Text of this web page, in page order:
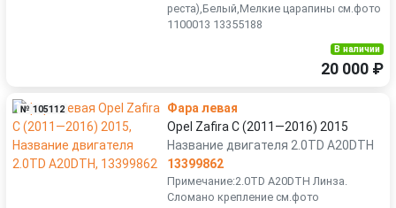
реста),Белый,Мелкие царапины см.фото
1100013 13355188
В наличии
20 000 ₽
№ 105112
Фара левая
Opel Zafira C (2011—2016) 2015
Название двигателя 2.0TD A20DTH
13399862
Примечание:2.0TD A20DTH Линза.
Сломано крепление см.фото